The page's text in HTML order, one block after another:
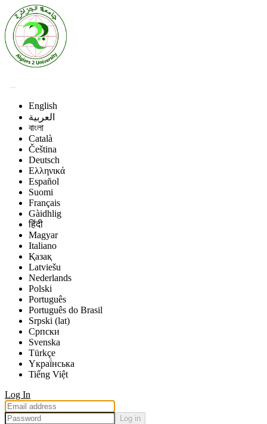
English
العربية
বাংলা
Català
Čeština
Deutsch
Ελληνικά
Español
Suomi
Français
Gàidhlig
हिंदी
Magyar
Italiano
Қазақ
Latviešu
Nederlands
Polski
Português
Português do Brasil
Srpski (lat)
Српски
Svenska
Türkçe
Yкраї́нська
Tiếng Việt
Log In
Log in